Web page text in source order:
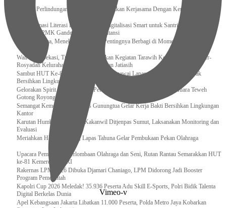
Perkuat Perlindungan KI Kemenkum Sahkan Kerjasama Dengan Kemenbud
Transformasi Literasi Keuangan dan Digitalisasi Smart untuk Santri Produktif
Kemenko PMK Gandeng Beberapa Intansi
Peduli Sesama, Menekraf Tekankan Pentingnya Berbagi di Momen Ramadan
Wali Kota Bekasi, Tri Adhianto Lakukan Kegiatan Tarawih Keliling di Masjid Ar-
Rosyadah Kelurahan Jatirasa Kecamatan Jatiasih
Sambut HUT Ke-81 Kemerdekaan RI, Pegawai Lapas Gunungsitoli Kompak
Bersihkan Lingkungan Kantor
Gelorakan Spirit Kemerdekaan, Petugas dan Warga Binaan Lapas Muara Teweh
Gotong Royong Kurve Masjid
Semangat Kemerdekaan, Lapas Gunungtua Gelar Kerja Bakti Bersihkan Lingkungan
Kantor
Karutan Humbahas Sambut Kakanwil Ditjenpas Sumut, Laksanakan Monitoring dan
Evaluasi
Meriahkan HUT RI ke-81, Lapas Tahuna Gelar Pembukaan Pekan Olahraga
Upacara Pembukaan Perlombaan Olahraga dan Seni, Rutan Rantau Semarakkan HUT
ke-81 Kemerdekaan RI
Rakernas LPM 2026 Dibuka Djamari Chaniago, LPM Didorong Jadi Booster
Program Pemerintah
Kapolri Cup 2026 Meledak! 35.936 Peserta Adu Skill E-Sports, Polri Bidik Talenta
Digital Berkelas Dunia
Apel Kebangsaan Jakarta Libatkan 11.000 Peserta, Polda Metro Jaya Kobarkan
Vimeo-v